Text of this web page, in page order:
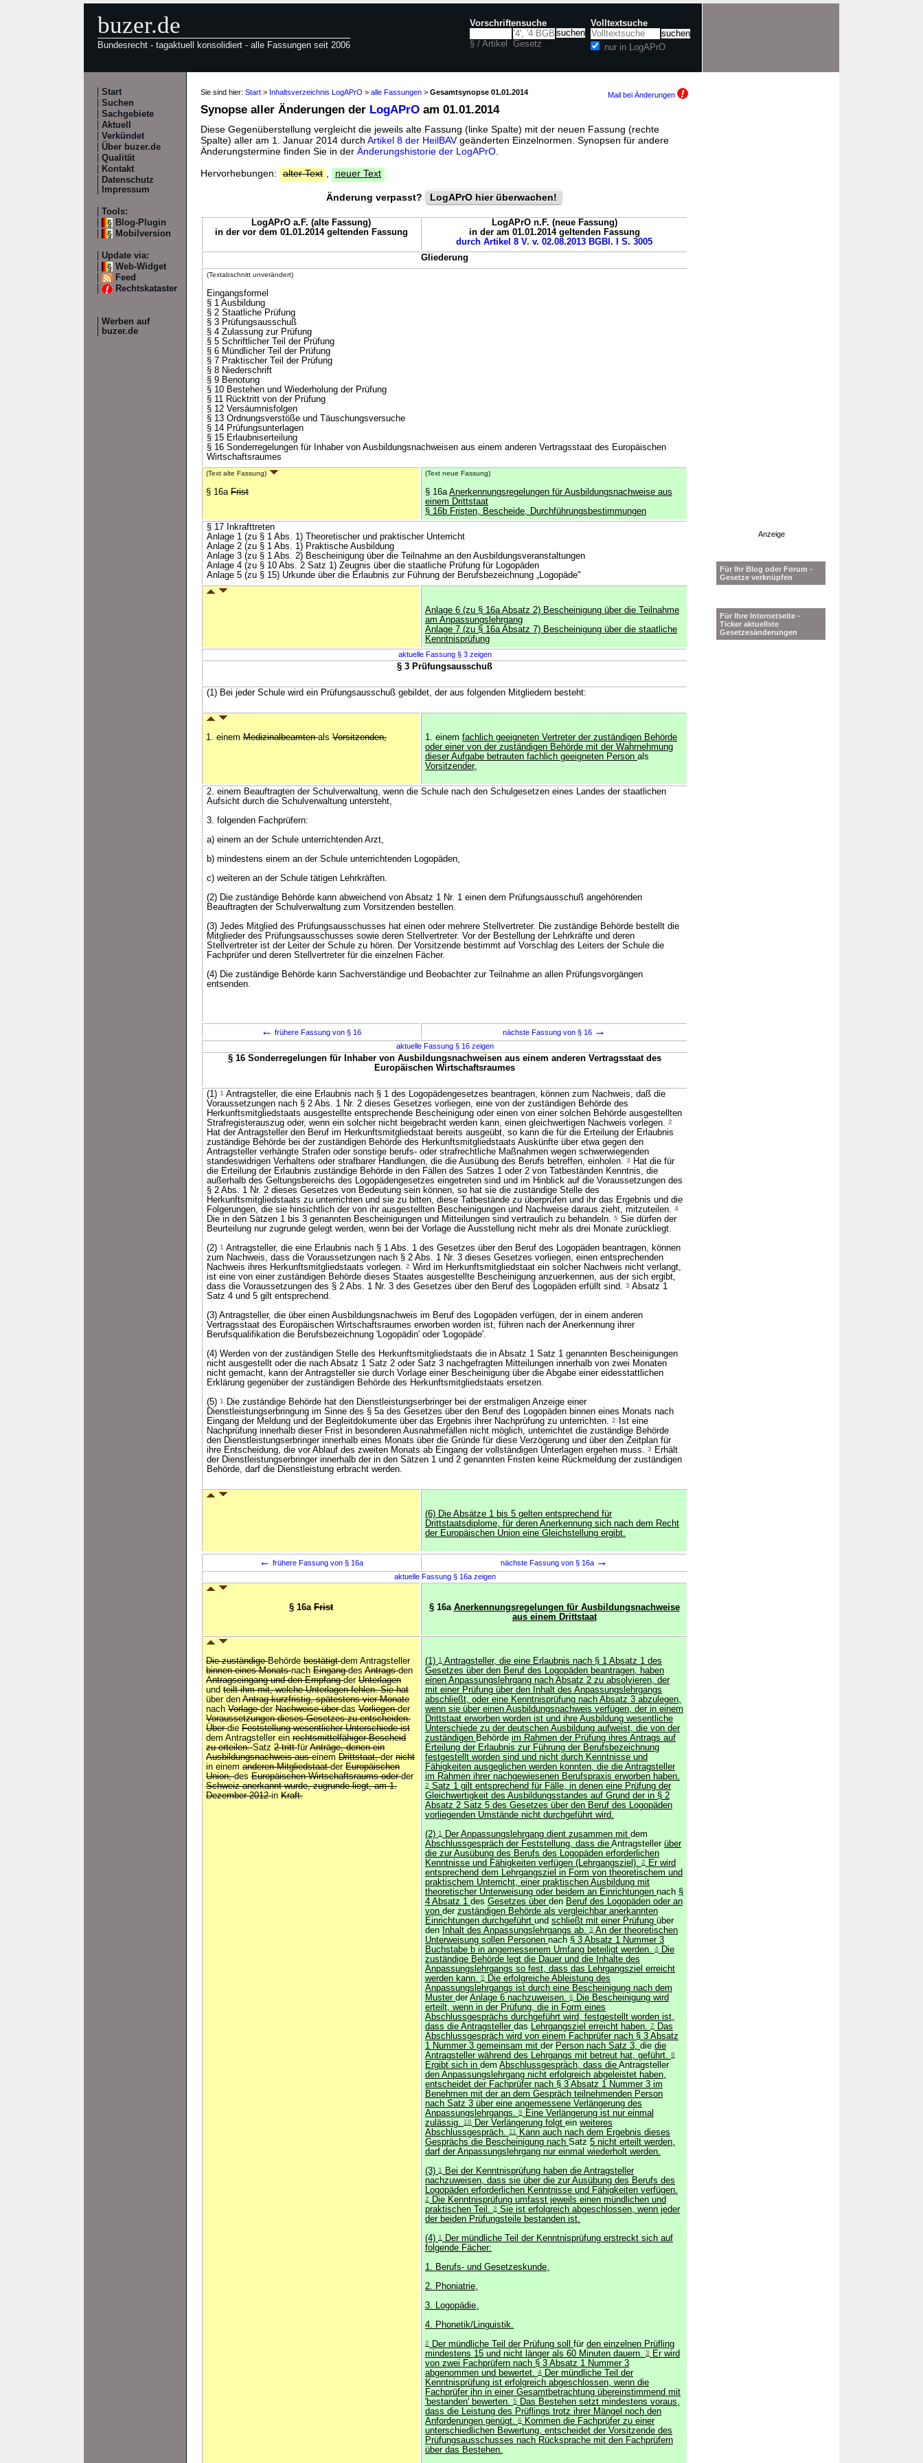
buzer.de
Bundesrecht - tagaktuell konsolidiert - alle Fassungen seit 2006
Vorschriftensuche
§ / Artikel Gesetz
Volltextsuche
nur in LogAPrO
Start
Suchen
Sachgebiete
Aktuell
Verkündet
Über buzer.de
Qualität
Kontakt
Datenschutz
Impressum
Tools:
Blog-Plugin
Mobilversion
Update via:
Web-Widget
Feed
Rechtskataster
Werben auf
buzer.de
Sie sind hier: Start > Inhaltsverzeichnis LogAPrO > alle Fassungen > Gesamtsynopse 01.01.2014 Mail bei Änderungen
Synopse aller Änderungen der LogAPrO am 01.01.2014
Diese Gegenüberstellung vergleicht die jeweils alte Fassung (linke Spalte) mit der neuen Fassung (rechte
Spalte) aller am 1. Januar 2014 durch Artikel 8 der HeilBAVgeänderten Einzelnormen. Synopsen für andere
Änderungstermine finden Sie in der Änderungshistorie der LogAPrO
Hervorhebungen:
alter Text neuer Text
Änderung verpasst? LogAPrO hier überwachen!
LogAPrO a.F. (alte Fassung)
in der vor dem 01.01.2014 geltenden Fassung
LogAPrO n.F. (neue Fassung)
in der am 01.01.2014 geltenden Fassung
durch Artikel 8 V. v. 02.08.2013 BGBl. I S. 3005
Gliederung
(Textabschnitt unverändert)
Eingangsformel
§ 1 Ausbildung
§ 2 Staatliche Prüfung
§ 3 Prüfungsausschuß
§ 4 Zulassung zur Prüfung
§ 5 Schriftlicher Teil der Prüfung
§ 6 Mündlicher Teil der Prüfung
§ 7 Praktischer Teil der Prüfung
§ 8 Niederschrift
§ 9 Benotung
§ 10 Bestehen und Wiederholung der Prüfung
§ 11 Rücktritt von der Prüfung
§ 12 Versäumnisfolgen
§ 13 Ordnungsverstöße und Täuschungsversuche
§ 14 Prüfungsunterlagen
§ 15 Erlaubniserteilung
§ 16 Sonderregelungen für Inhaber von Ausbildungsnachweisen aus einem anderen Vertragsstaat des Europäischen
Wirtschaftsraumes
(Text alte Fassung)
§ 16a Frist
(Text neue Fassung)
§ 16aAnerkennungsregelungen für Ausbildungsnachweise aus
einem Drittstaat
§ 16b Fristen, Bescheide, Durchführungsbestimmungen
§ 17 Inkrafttreten
Anlage 1 (zu § 1 Abs. 1) Theoretischer und praktischer Unterricht
Anlage 2 (zu § 1 Abs. 1) Praktische Ausbildung
Anlage 3 (zu § 1 Abs. 2) Bescheinigung über die Teilnahme an den Ausbildungsveranstaltungen
Anlage 4 (zu § 10 Abs. 2 Satz 1) Zeugnis über die staatliche Prüfung für Logopäden
Anlage 5 (zu § 15) Urkunde über die Erlaubnis zur Führung der Berufsbezeichnung „Logopäde"
Anlage 6 (zu § 16a Absatz 2) Bescheinigung über die Teilnahme
am Anpassungslehrgang
Anlage 7 (zu § 16a Absatz 7) Bescheinigung über die staatliche
Kenntnisprüfung
aktuelle Fassung § 3 zeigen
§ 3 Prüfungsausschuß
(1) Bei jeder Schule wird ein Prüfungsausschuß gebildet, der aus folgenden Mitgliedern besteht:
1. einem Medizinalbeamtenals Vorsitzenden, 1. einem fachlich geeigneten Vertreter der zuständigen Behörde
oder einer von der zuständigen Behörde mit der Wahrnehmung
dieser Aufgabe betrauten fachlich geeigneten Person als
Vorsitzender,
2. einem Beauftragten der Schulverwaltung, wenn die Schule nach den Schulgesetzen eines Landes der staatlichen
Aufsicht durch die Schulverwaltung untersteht,
3. folgenden Fachprüfern:
a) einem an der Schule unterrichtenden Arzt,
b) mindestens einem an der Schule unterrichtenden Logopäden,
c) weiteren an der Schule tätigen Lehrkräften.
(2) Die zuständige Behörde kann abweichend von Absatz 1 Nr. 1 einen dem Prüfungsausschuß angehörenden
Beauftragten der Schulverwaltung zum Vorsitzenden bestellen.
(3) Jedes Mitglied des Prüfungsausschusses hat einen oder mehrere Stellvertreter. Die zuständige Behörde bestellt die
Mitglieder des Prüfungsausschusses sowie deren Stellvertreter. Vor der Bestellung der Lehrkräfte und deren
Stellvertreter ist der Leiter der Schule zu hören. Der Vorsitzende bestimmt auf Vorschlag des Leiters der Schule die
Fachprüfer und deren Stellvertreter für die einzelnen Fächer.
(4) Die zuständige Behörde kann Sachverständige und Beobachter zur Teilnahme an allen Prüfungsvorgängen
entsenden.
← frühere Fassung von § 16 nächste Fassung von § 16 →
aktuelle Fassung § 16 zeigen
§ 16 Sonderregelungen für Inhaber von Ausbildungsnachweisen aus einem anderen Vertragsstaat des
Europäischen Wirtschaftsraumes
(1) 1 Antragsteller, die eine Erlaubnis nach § 1 des Logopädengesetzes beantragen, können zum Nachweis, daß die
Voraussetzungen nach § 2 Abs. 1 Nr. 2 dieses Gesetzes vorliegen, eine von der zuständigen Behörde des
Herkunftsmitgliedstaats ausgestellte entsprechende Bescheinigung oder einen von einer solchen Behörde ausgestellten
Strafregisterauszug oder, wenn ein solcher nicht beigebracht werden kann, einen gleichwertigen Nachweis vorlegen. 2
Hat der Antragsteller den Beruf im Herkunftsmitgliedstaat bereits ausgeübt, so kann die für die Erteilung der Erlaubnis
zuständige Behörde bei der zuständigen Behörde des Herkunftsmitgliedstaats Auskünfte über etwa gegen den
Antragsteller verhängte Strafen oder sonstige berufs- oder strafrechtliche Maßnahmen wegen schwerwiegenden
standeswidrigen Verhaltens oder strafbarer Handlungen, die die Ausübung des Berufs betreffen, einholen. 3
Hat die für
die Erteilung der Erlaubnis zuständige Behörde in den Fällen des Satzes 1 oder 2 von Tatbeständen Kenntnis, die
außerhalb des Geltungsbereichs des Logopädengesetzes eingetreten sind und im Hinblick auf die Voraussetzungen des
§ 2 Abs. 1 Nr. 2 dieses Gesetzes von Bedeutung sein können, so hat sie die zuständige Stelle des
Herkunftsmitgliedstaats zu unterrichten und sie zu bitten, diese Tatbestände zu überprüfen und ihr das Ergebnis und die
Folgerungen, die sie hinsichtlich der von ihr ausgestellten Bescheinigungen und Nachweise daraus zieht, mitzuteilen. 4
Die in den Sätzen 1 bis 3 genannten Bescheinigungen und Mitteilungen sind vertraulich zu behandeln. 5 Sie dürfen der
Beurteilung nur zugrunde gelegt werden, wenn bei der Vorlage die Ausstellung nicht mehr als drei Monate zurückliegt.
(2) 1 Antragsteller, die eine Erlaubnis nach § 1 Abs. 1 des Gesetzes über den Beruf des Logopäden beantragen, können
zum Nachweis, dass die Voraussetzungen nach § 2 Abs. 1 Nr. 3 dieses Gesetzes vorliegen, einen entsprechenden
Nachweis ihres Herkunftsmitgliedstaats vorlegen. 2 Wird im Herkunftsmitgliedstaat ein solcher Nachweis nicht verlangt,
ist eine von einer zuständigen Behörde dieses Staates ausgestellte Bescheinigung anzuerkennen, aus der sich ergibt,
dass die Voraussetzungen des § 2 Abs. 1 Nr. 3 des Gesetzes über den Beruf des Logopäden erfüllt sind. 3 Absatz 1
Satz 4 und 5 gilt entsprechend.
(3) Antragsteller, die über einen Ausbildungsnachweis im Beruf des Logopäden verfügen, der in einem anderen
Vertragsstaat des Europäischen Wirtschaftsraumes erworben worden ist, führen nach der Anerkennung ihrer
Berufsqualifikation die Berufsbezeichnung 'Logopädin' oder 'Logopäde'.
(4) Werden von der zuständigen Stelle des Herkunftsmitgliedstaats die in Absatz 1 Satz 1 genannten Bescheinigungen
nicht ausgestellt oder die nach Absatz 1 Satz 2 oder Satz 3 nachgefragten Mitteilungen innerhalb von zwei Monaten
nicht gemacht, kann der Antragsteller sie durch Vorlage einer Bescheinigung über die Abgabe einer eidesstattlichen
Erklärung gegenüber der zuständigen Behörde des Herkunftsmitgliedstaats ersetzen.
(5) 1
Die zuständige Behörde hat den Dienstleistungserbringer bei der erstmaligen Anzeige einer
Dienstleistungserbringung im Sinne des § 5a des Gesetzes über den Beruf des Logopäden binnen eines Monats nach
Eingang der Meldung und der Begleitdokumente über das Ergebnis ihrer Nachprüfung zu unterrichten. 2
Ist eine
Nachprüfung innerhalb dieser Frist in besonderen Ausnahmefällen nicht möglich, unterrichtet die zuständige Behörde
den Dienstleistungserbringer innerhalb eines Monats über die Gründe für diese Verzögerung und über den Zeitplan für
ihre Entscheidung, die vor Ablauf des zweiten Monats ab Eingang der vollständigen Unterlagen ergehen muss. 3
Erhält
der Dienstleistungserbringer innerhalb der in den Sätzen 1 und 2 genannten Fristen keine Rückmeldung der zuständigen
Behörde, darf die Dienstleistung erbracht werden.
(6) Die Absätze 1 bis 5 gelten entsprechend für
Drittstaatsdiplome, für deren Anerkennung sich nach dem Recht
der Europäischen Union eine Gleichstellung ergibt.
← frühere Fassung von § 16a nächste Fassung von § 16a →
aktuelle Fassung § 16a zeigen
§ 16a Frist § 16a Anerkennungsregelungen für Ausbildungsnachweise
aus einem Drittstaat
Die zuständigeBehörde bestätigtdem Antragsteller
binnen eines Monatsnach Eingangdes Antragsden
Antragseingang und den Empfangder Unterlagen
und teilt ihm mit, welche Unterlagen fehlen. Sie hat
über den Antrag kurzfristig, spätestens vier Monate
nach Vorlageder Nachweise überdas Vorliegender
Voraussetzungen dieses Gesetzes zu entscheiden.
Überdie Feststellung wesentlicher Unterschiede ist
dem Antragsteller ein rechtsmittelfähiger Bescheid
zu erteilen.Satz 2 trittfürAnträge, denen ein
Ausbildungsnachweis auseinem Drittstaat,der nicht
in einem anderen Mitgliedstaatder Europäischen
Union,des Europäischen Wirtschaftsraums oderder
Schweiz anerkannt wurde, zugrunde liegt, am 1.
Dezember 2012in Kraft.
(1) 1 Antragsteller, die eine Erlaubnis nach § 1 Absatz 1 des
Gesetzes über den Beruf des Logopäden beantragen, haben
einen Anpassungslehrgang nach Absatz 2 zu absolvieren, der
mit einer Prüfung über den Inhalt des Anpassungslehrgangs
abschließt, oder eine Kenntnisprüfung nach Absatz 3 abzulegen,
wenn sie über einen Ausbildungsnachweis verfügen, der in einem
Drittstaat erworben worden ist und ihre Ausbildung wesentliche
Unterschiede zu der deutschen Ausbildung aufweist, die von der
zuständigen Behörde im Rahmen der Prüfung ihres Antrags auf
Erteilung der Erlaubnis zur Führung der Berufsbezeichnung
festgestellt worden sind und nicht durch Kenntnisse und
Fähigkeiten ausgeglichen werden konnten, die die Antragsteller
im Rahmen ihrer nachgewiesenen Berufspraxis erworben haben.
2 Satz 1 gilt entsprechend für Fälle, in denen eine Prüfung der
Gleichwertigkeit des Ausbildungsstandes auf Grund der in § 2
Absatz 2 Satz 5 des Gesetzes über den Beruf des Logopäden
vorliegenden Umstände nicht durchgeführt wird.
(2) 1 Der Anpassungslehrgang dient zusammen mit dem
Abschlussgespräch der Feststellung, dass die Antragsteller über
die zur Ausübung des Berufs des Logopäden erforderlichen
Kenntnisse und Fähigkeiten verfügen (Lehrgangsziel). 2
Er wird
entsprechend dem Lehrgangsziel in Form von theoretischem und
praktischem Unterricht, einer praktischen Ausbildung mit
theoretischer Unterweisung oder beidem an Einrichtungen nach §
4 Absatz 1 des Gesetzes über den Beruf des Logopäden oder an
von der zuständigen Behörde als vergleichbar anerkannten
Einrichtungen durchgeführt und schließt mit einer Prüfung über
den Inhalt des Anpassungslehrgangs ab. 3 An der theoretischen
Unterweisung sollen Personen nach § 3 Absatz 1 Nummer 3
Buchstabe b in angemessenem Umfang beteiligt werden. 4 Die
zuständige Behörde legt die Dauer und die Inhalte des
Anpassungslehrgangs so fest, dass das Lehrgangsziel erreicht
werden kann. 5 Die erfolgreiche Ableistung des
Anpassungslehrgangs ist durch eine Bescheinigung nach dem
Muster derAnlage 6 nachzuweisen. 6
Die Bescheinigung wird
erteilt, wenn in der Prüfung, die in Form eines
Abschlussgesprächs durchgeführt wird, festgestellt worden ist,
dass die Antragsteller das Lehrgangsziel erreicht haben. 7
Das
Abschlussgespräch wird von einem Fachprüfer nach § 3 Absatz
1 Nummer 3 gemeinsam mit der Person nach Satz 3, die die
Antragsteller während des Lehrgangs mit betreut hat, geführt. 8
Ergibt sich in dem Abschlussgespräch, dass die Antragsteller
den Anpassungslehrgang nicht erfolgreich abgeleistet haben,
entscheidet der Fachprüfer nach § 3 Absatz 1 Nummer 3 im
Benehmen mit der an dem Gespräch teilnehmenden Person
nach Satz 3 über eine angemessene Verlängerung des
Anpassungslehrgangs. 9
Eine Verlängerung ist nur einmal
zulässig. 10 Der Verlängerung folgt ein weiteres
Abschlussgespräch. 11
Kann auch nach dem Ergebnis dieses
Gesprächs die Bescheinigung nach Satz 5 nicht erteilt werden,
darf der Anpassungslehrgang nur einmal wiederholt werden.
(3) 1
Bei der Kenntnisprüfung haben die Antragsteller
nachzuweisen, dass sie über die zur Ausübung des Berufs des
Logopäden erforderlichen Kenntnisse und Fähigkeiten verfügen.
2
Die Kenntnisprüfung umfasst jeweils einen mündlichen und
praktischen Teil. 3 Sie ist erfolgreich abgeschlossen, wenn jeder
der beiden Prüfungsteile bestanden ist.
(4) 1
Der mündliche Teil der Kenntnisprüfung erstreckt sich auf
folgende Fächer:
1. Berufs- und Gesetzeskunde,
2. Phoniatrie,
3. Logopädie,
4. Phonetik/Linguistik.
2 Der mündliche Teil der Prüfung soll für den einzelnen Prüfling
mindestens 15 und nicht länger als 60 Minuten dauern. 3
Er wird
von zwei Fachprüfern nach § 3 Absatz 1 Nummer 3
abgenommen und bewertet. 4 Der mündliche Teil der
Kenntnisprüfung ist erfolgreich abgeschlossen, wenn die
Fachprüfer ihn in einer Gesamtbetrachtung übereinstimmend mit
'bestanden' bewerten. 5 Das Bestehen setzt mindestens voraus,
dass die Leistung des Prüflings trotz ihrer Mängel noch den
Anforderungen genügt. 6
Kommen die Fachprüfer zu einer
unterschiedlichen Bewertung, entscheidet der Vorsitzende des
Prüfungsausschusses nach Rücksprache mit den Fachprüfern
über das Bestehen.
Anzeige
Für Ihr Blog oder Forum -
Gesetze verknüpfen
Für Ihre Internetseite -
Ticker aktuellste
Gesetzesänderungen